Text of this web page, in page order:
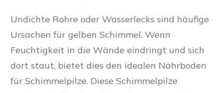
Undichte Rohre oder Wasserlecks sind häufige
Ursachen für gelben Schimmel. Wenn
Feuchtigkeit in die Wände eindringt und sich
dort staut, bietet dies den idealen Nährboden
für Schimmelpilze. Diese Schimmelpilze